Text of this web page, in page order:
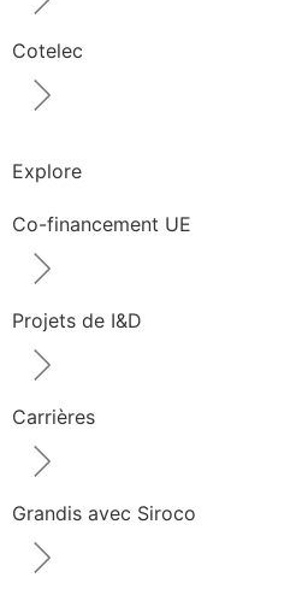
Cotelec
Explore
Co-financement UE
Projets de I&D
Carrières
Grandis avec Siroco